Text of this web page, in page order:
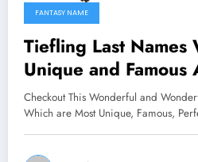
FANTASY NAME
Tiefling Last Names
Unique and
Worlds
Checkout This Wonderful and
Which are Most Unique, Famous,